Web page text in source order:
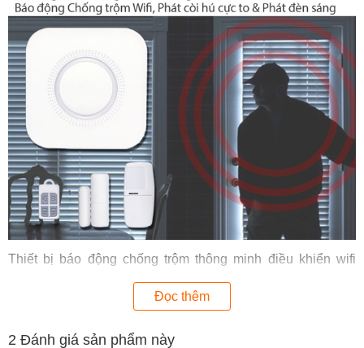
Thiết bị báo động chống trộm thông minh điều khiển wifi
SmartZ PM I5 có chuông hú cực to sẽ giúp bạn xua đuổi bọn
trộm và thông báo ngay lập tức về điện thoại, giúp bạn làm
Đọc thêm
2 Đánh giá sản phẩm này